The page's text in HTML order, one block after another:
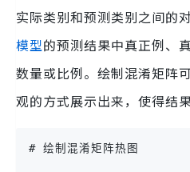
实际类别和预测类别之间的
模型的预测结果中真正例、
数量或比例。绘制混淆矩阵
观的方式展示出来，使得结
# 绘制混淆矩阵热图